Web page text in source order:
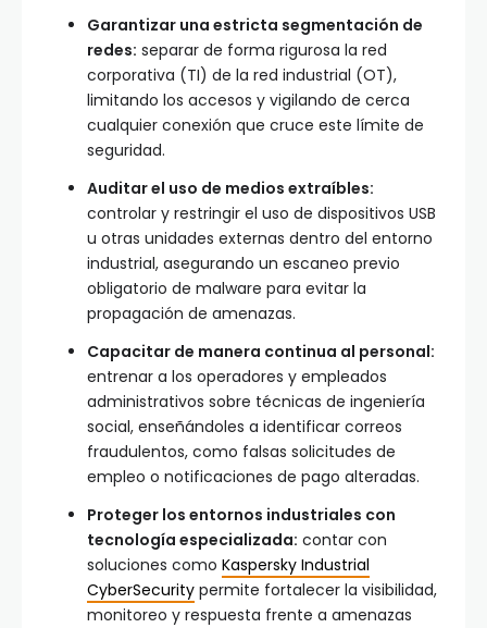
Garantizar una estricta segmentación de
redes: separar de forma rigurosa la red
corporativa (TI) de la red industrial (OT),
limitando los accesos y vigilando de cerca
cualquier conexión que cruce este límite de
seguridad.
Auditar el uso de medios extraíbles:
controlar y restringir el uso de dispositivos USB
u otras unidades externas dentro del entorno
industrial, asegurando un escaneo previo
obligatorio de malware para evitar la
propagación de amenazas.
Capacitar de manera continua al personal:
entrenar a los operadores y empleados
administrativos sobre técnicas de ingeniería
social, enseñándoles a identificar correos
fraudulentos, como falsas solicitudes de
empleo o notificaciones de pago alteradas.
Proteger los entornos industriales con
tecnología especializada: contar con
soluciones como Kaspersky Industrial
CyberSecurity permite fortalecer la visibilidad,
monitoreo y respuesta frente a amenazas